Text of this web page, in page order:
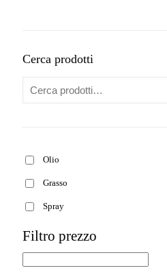
Cerca prodotti
Olio
Grasso
Spray
Filtro prezzo